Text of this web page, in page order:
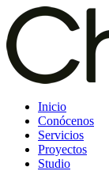
Saltar
al
contenido
Inicio
Conócenos
Servicios
Proyectos
Studio